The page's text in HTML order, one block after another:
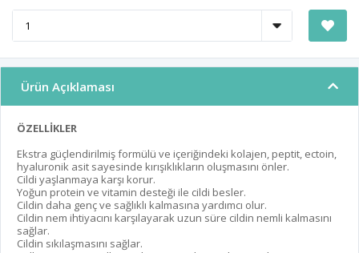
Ürün Açıklaması
ÖZELLİKLER
Ekstra güçlendirilmiş formülü ve içeriğindeki kolajen, peptit, ectoin,
hyaluronik asit sayesinde kırışıklıkların oluşmasını önler.
Cildi yaşlanmaya karşı korur.
Yoğun protein ve vitamin desteği ile cildi besler.
Cildin daha genç ve sağlıklı kalmasına yardımcı olur.
Cildin nem ihtiyacını karşılayarak uzun süre cildin nemli kalmasını
sağlar.
Cildin sıkılaşmasını sağlar.